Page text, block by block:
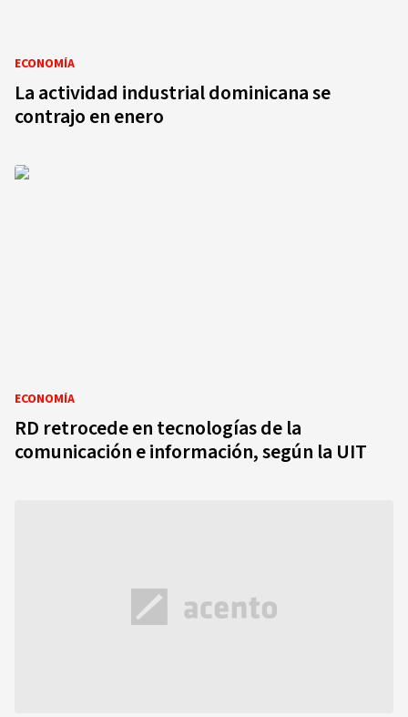
ECONOMÍA
La actividad industrial dominicana se
contrajo en enero
ECONOMÍA
RD retrocede en tecnologías de la
comunicación e información, según la UIT